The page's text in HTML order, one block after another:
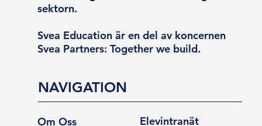
sektorn.
Svea Education är en del av koncernen
Svea Partners: Together we build.
NAVIGATION
Om Oss Elevintranät